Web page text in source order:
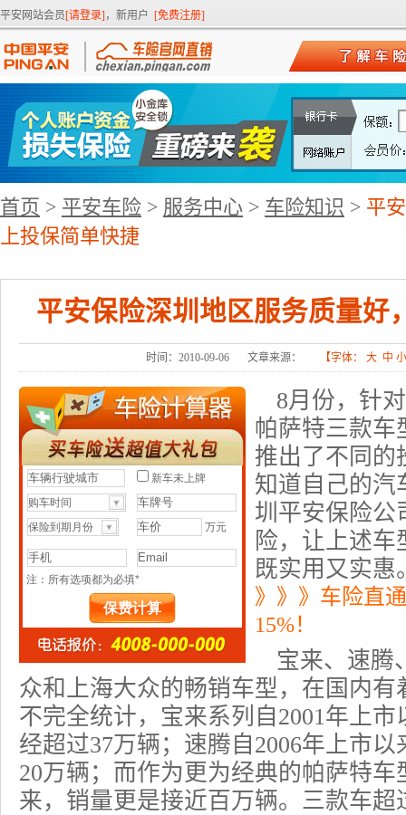
平安网站会员[请登录] ，新用户 [免费注册]
首页 > 平安车险 > 服务中心 > 车险知识 > 平
上投保简单快捷
平安保险深圳地区服务质量好
时间：2010-09-06 文章来源： 【字体： 大 中 小
8月份，针
帕萨特三款车
推出了不同的
知道自己的汽
圳平安保险公
险，让上述
既实用又实惠
》》》车险直
15%！
宝来、速腾
众和上海大众的畅销车型，在国内
不完全统计，宝来系列自2001年上
经超过37万辆；速腾自2006年上市
20万辆；而作为更为经典的帕萨特车
来，销量更是接近百万辆。三款车超